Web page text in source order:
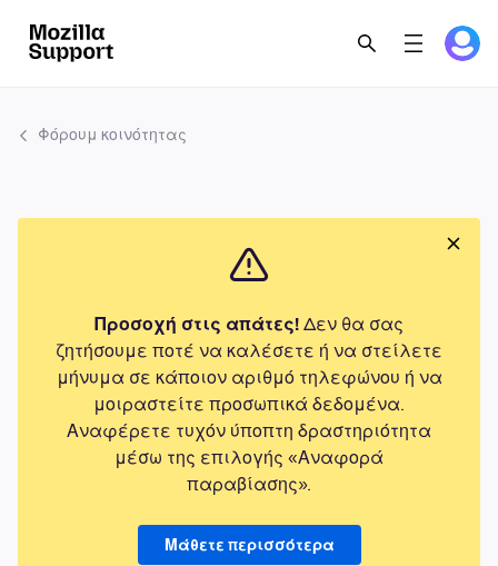
Φόρουμ κοινότητας
Προσοχή στις απάτες! Δεν θα σας
ζητήσουμε ποτέ να καλέσετε ή να στείλετε
μήνυμα σε κάποιον αριθμό τηλεφώνου ή να
μοιραστείτε προσωπικά δεδομένα.
Αναφέρετε τυχόν ύποπτη δραστηριότητα
μέσω της επιλογής «Αναφορά
παραβίασης».
Μάθετε περισσότερα